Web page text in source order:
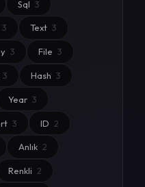
Sql 3
3 Text 3
3 File 3
3 Hash 3
Year 3
3 ID 2
Anlık 2
Renkli 2